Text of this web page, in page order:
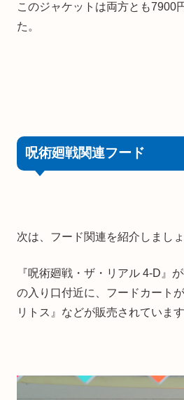
このジャケットは両方とも7900
た。
呪術廻戦関連フード
次は、フード関連を紹介しましょ
『呪術廻戦・ザ・リアル 4-D』
の入り口付近に、フードカート
リトス』などが販売されています